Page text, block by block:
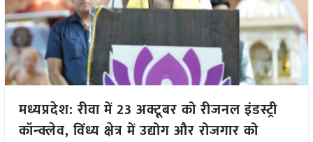
मध्यप्रदेश: रीवा में 23 अक्टूबर को रीजनल इंडस्ट्री
कॉन्क्लेव, विंध्य क्षेत्र में उद्योग और रोजगार को